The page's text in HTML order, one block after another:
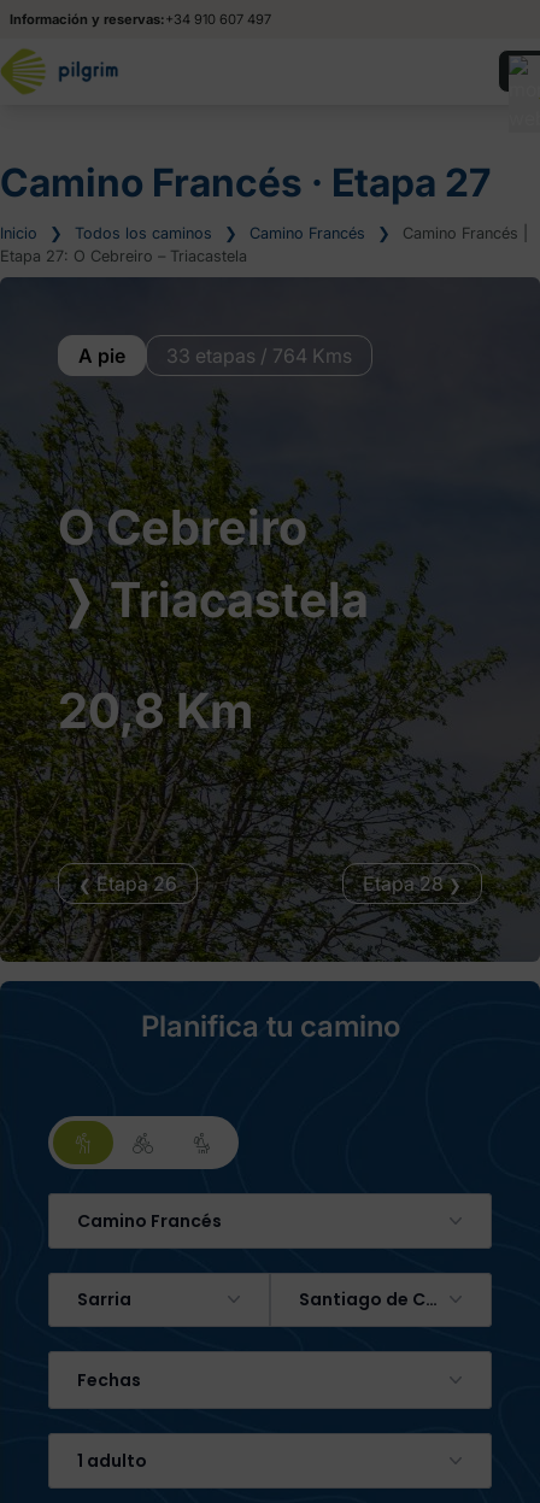
Información y reservas:+34 910 607 497
Camino Francés ‧ Etapa 27
Inicio ❯ Todos los caminos ❯ Camino Francés ❯
Camino Francés |
Etapa 27: O Cebreiro – Triacastela
A pie 33 etapas / 764 Kms
O Cebreiro
❭Triacastela
20,8 Km
❮Etapa 26 Etapa 28❯
Planifica tu camino
Camino Francés
Sarria Santiago de Compostela
Fechas
1 adulto